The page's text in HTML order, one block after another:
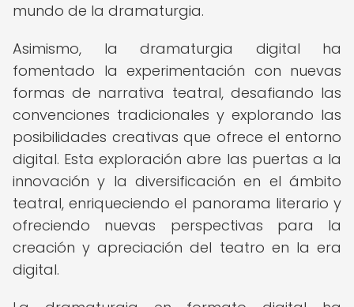
mundo de la dramaturgia.
Asimismo, la dramaturgia digital ha
fomentado la experimentación con nuevas
formas de narrativa teatral, desafiando las
convenciones tradicionales y explorando las
posibilidades creativas que ofrece el entorno
digital. Esta exploración abre las puertas a la
innovación y la diversificación en el ámbito
teatral, enriqueciendo el panorama literario y
ofreciendo nuevas perspectivas para la
creación y apreciación del teatro en la era
digital.